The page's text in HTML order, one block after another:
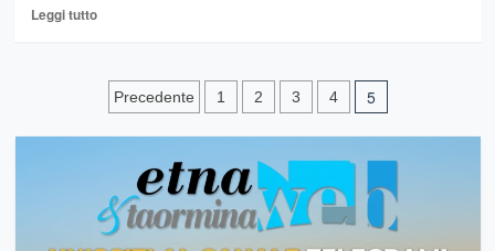
Leggi tuttoLeggi
Coronavirus:
Musumeci,
potenziare
controlli
per
i
nuovi
Paginazione
degli
articoli
Precedente 1 2 3 4 5